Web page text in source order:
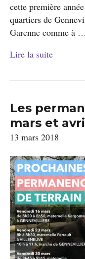
cette première
quartiers de
Garenne comme à …
Lire la suite
Les
mars et
13 mars 2018